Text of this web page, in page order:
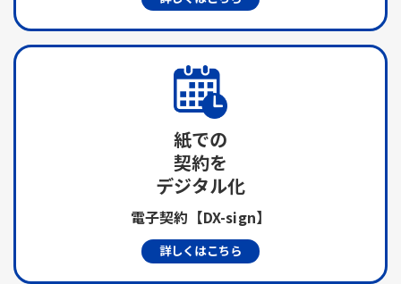
紙での
契約を
デジタル化
電子契約【DX-sign】
詳しくはこちら